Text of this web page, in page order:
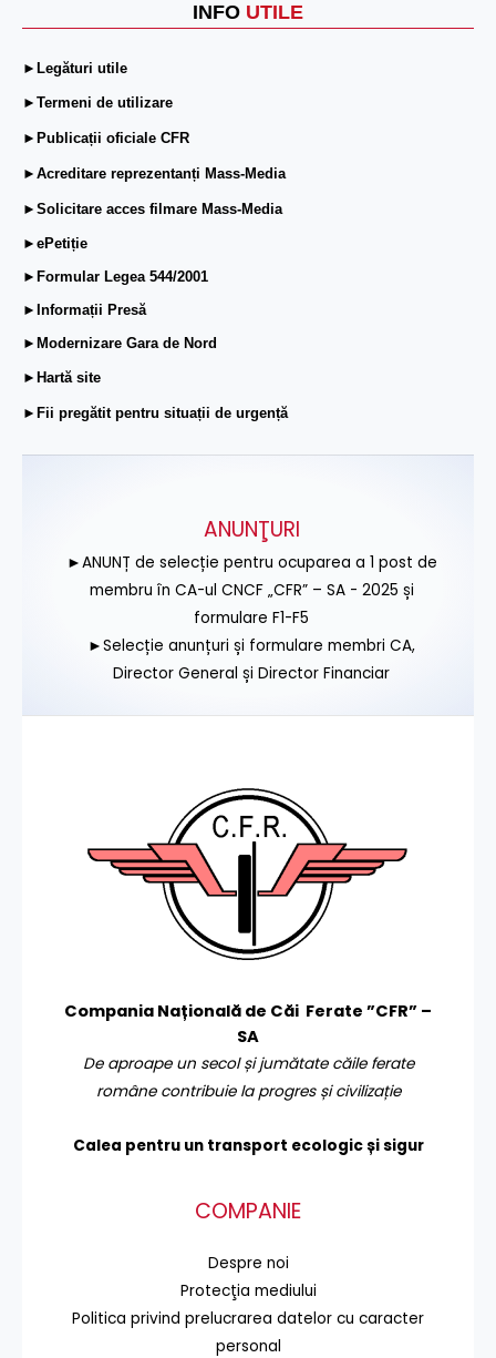
INFO UTILE
►Legături utile
►Termeni de utilizare
►Publicații oficiale CFR
►Acreditare reprezentanți Mass-Media
►Solicitare acces filmare Mass-Media
►ePetiție
►Formular Legea 544/2001
►Informații Presă
►Modernizare Gara de Nord
►Hartă site
►Fii pregătit pentru situații de urgență
ANUNŢURI
►ANUNȚ de selecție pentru ocuparea a 1 post de
membru în CA-ul CNCF „CFR” – SA - 2025 și
formulare F1-F5
►Selecție anunțuri și formulare membri CA,
Director General și Director Financiar
Compania Națională de Căi Ferate ”CFR” –
SA
De aproape un secol și jumătate căile ferate
române contribuie la progres și civilizație
Calea pentru un transport ecologic și sigur
COMPANIE
Despre noi
Protecţia mediului
Politica privind prelucrarea datelor cu caracter
personal